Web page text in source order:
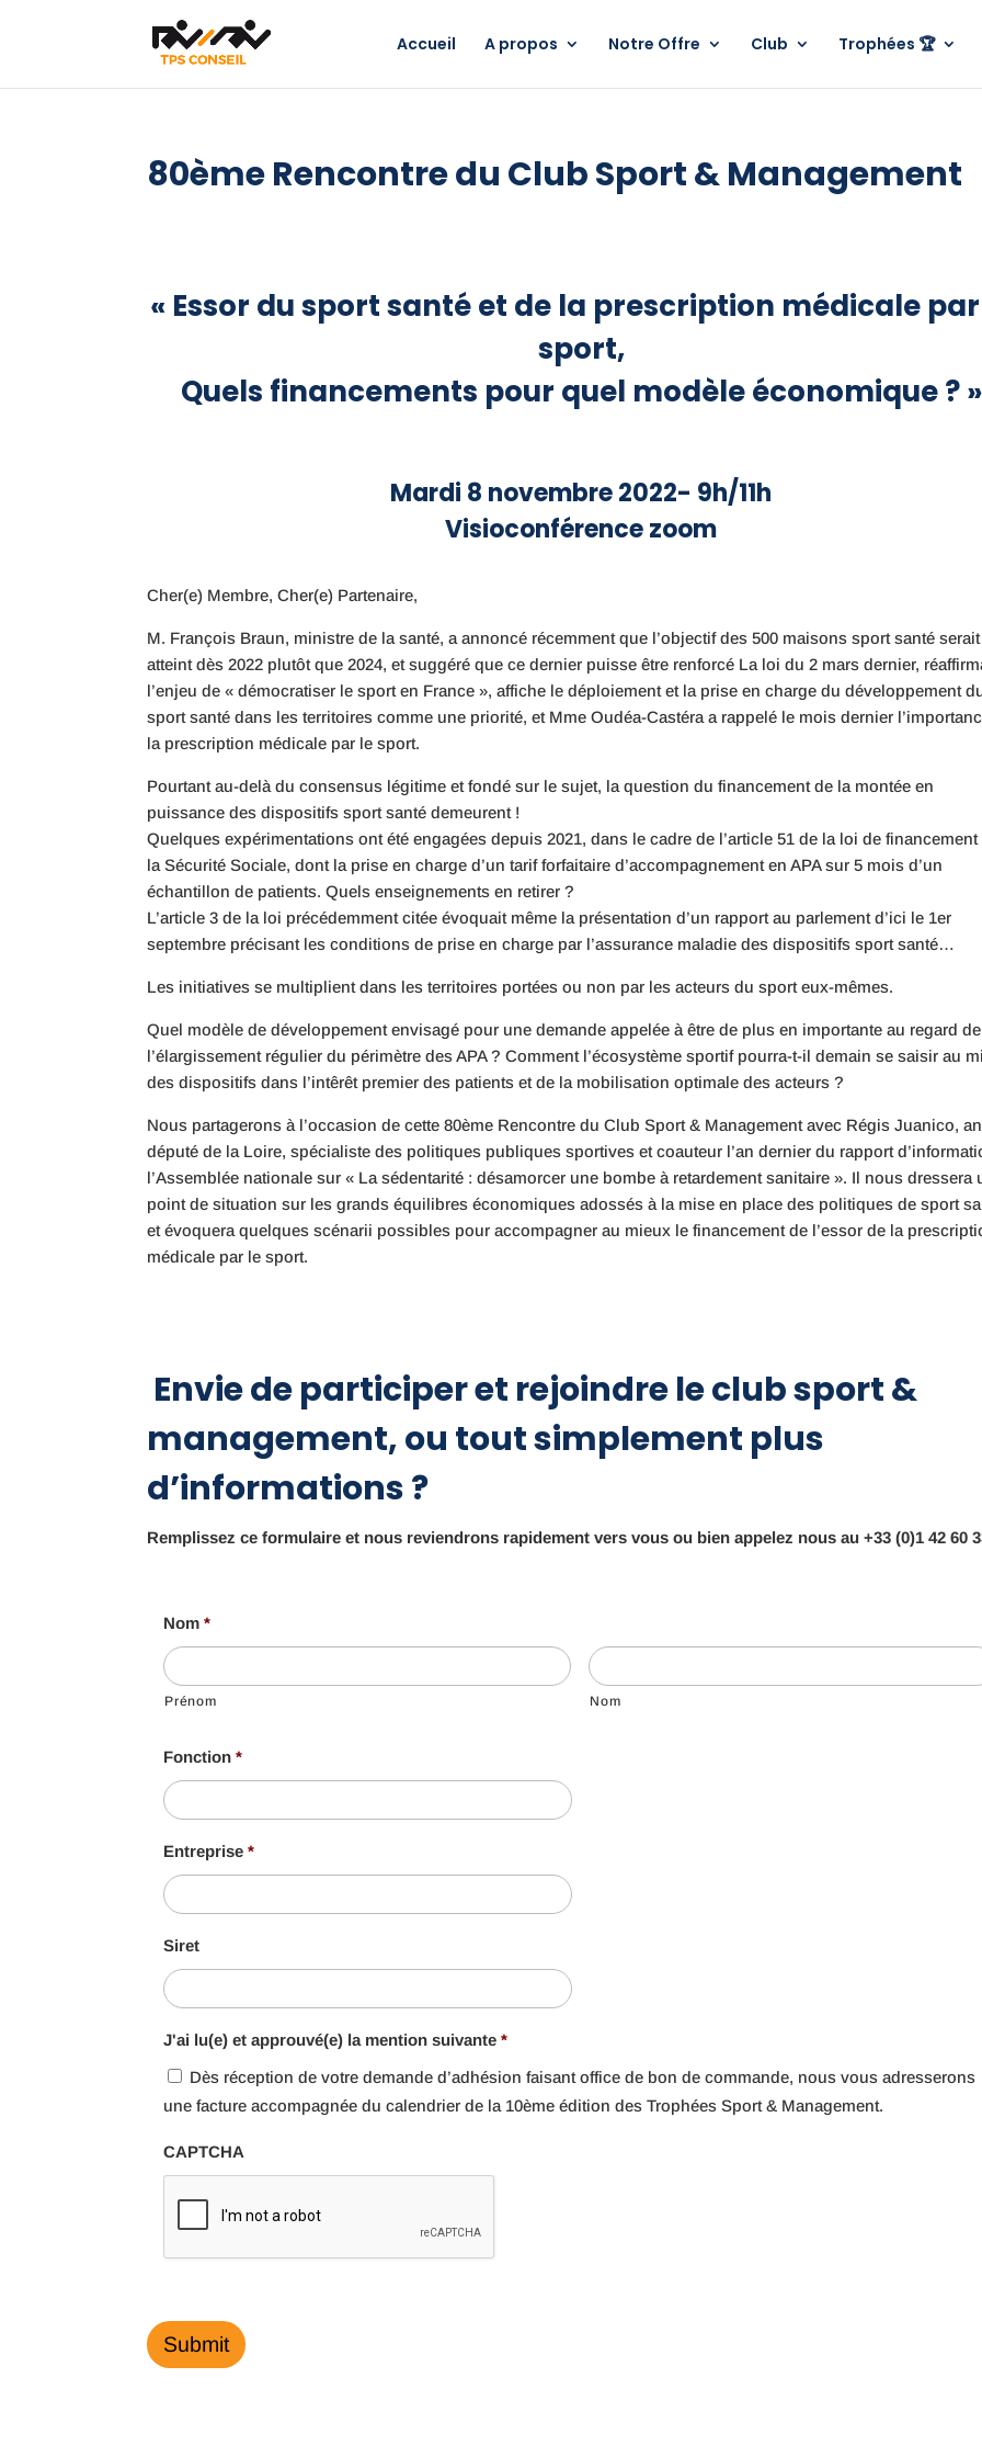
Accueil A propos Notre Offre Club Trophées 🏆
80ème Rencontre du Club Sport & Management
« Essor du sport santé et de la prescription médicale
sport,
Quels financements pour quel modèle économique ? »
Mardi 8 novembre 2022- 9h/11h
Visioconférence zoom
Cher(e) Membre, Cher(e) Partenaire,
M. François Braun, ministre de la santé, a annoncé récemment que l’objectif des 500 maisons sport santé serait
atteint dès 2022 plutôt que 2024, et suggéré que ce dernier puisse être renforcé La loi du 2 mars dernier,
l’enjeu de « démocratiser le sport en France », affiche le déploiement et la prise en charge du développement
sport santé dans les territoires comme une priorité, et Mme Oudéa-Castéra a rappelé le mois dernier
la prescription médicale par le sport.
Pourtant au-delà du consensus légitime et fondé sur le sujet, la question du financement de la montée en
puissance des dispositifs sport santé demeurent !
Quelques expérimentations ont été engagées depuis 2021, dans le cadre de l’article 51 de la loi de financement
la Sécurité Sociale, dont la prise en charge d’un tarif forfaitaire d’accompagnement en APA sur 5 mois d’un
échantillon de patients. Quels enseignements en retirer ?
L’article 3 de la loi précédemment citée évoquait même la présentation d’un rapport au parlement d’ici le 1er
septembre précisant les conditions de prise en charge par l’assurance maladie des dispositifs sport santé…
Les initiatives se multiplient dans les territoires portées ou non par les acteurs du sport eux-mêmes.
Quel modèle de développement envisagé pour une demande appelée à être de plus en importante au regard de
l’élargissement régulier du périmètre des APA ? Comment l’écosystème sportif pourra-t-il demain se saisir au
des dispositifs dans l’intêrêt premier des patients et de la mobilisation optimale des acteurs ?
Nous partagerons à l’occasion de cette 80ème Rencontre du Club Sport & Management avec Régis Juanico,
député de la Loire, spécialiste des politiques publiques sportives et coauteur l’an dernier du rapport
l’Assemblée nationale sur « La sédentarité : désamorcer une bombe à retardement sanitaire ». Il nous dressera
point de situation sur les grands équilibres économiques adossés à la mise en place des politiques de sport
et évoquera quelques scénarii possibles pour accompagner au mieux le financement de l’essor de la
médicale par le sport.
Envie de participer et rejoindre le club sport &
management, ou tout simplement plus
d’informations ?
Remplissez ce formulaire et nous reviendrons rapidement vers vous ou bien appelez nous au +33 (0)1 42 60
Nom *
Prénom Nom
Fonction *
Entreprise *
Siret
J'ai lu(e) et approuvé(e) la mention suivante *
Dès réception de votre demande d’adhésion faisant office de bon de commande, nous vous adresserons
une facture accompagnée du calendrier de la 10ème édition des Trophées Sport & Management.
CAPTCHA